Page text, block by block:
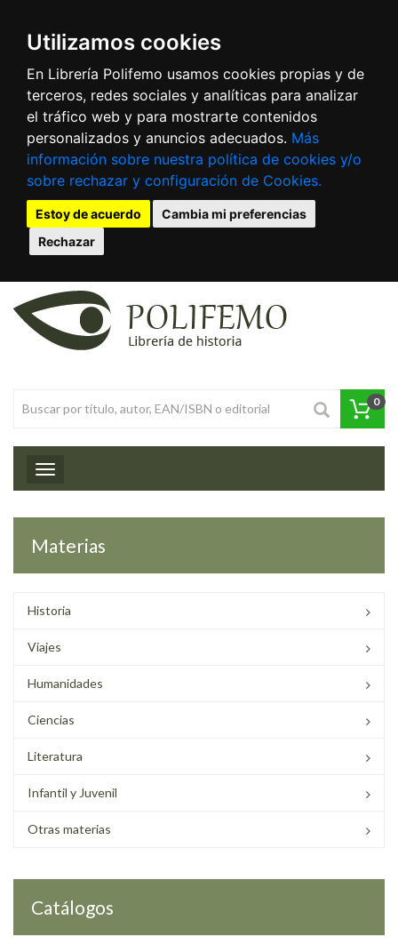
Utilizamos cookies
En Librería Polifemo usamos cookies propias y de
terceros, redes sociales y analíticas para analizar
el tráfico web y para mostrarte contenidos
personalizados y anuncios adecuados. Más
información sobre nuestra política de cookies y/o
sobre rechazar y configuración de Cookies.
Estoy de acuerdo
Cambia mi preferencias
Rechazar
0
Toggle navigation
Materias
Historia
Viajes
Humanidades
Ciencias
Literatura
Infantil y Juvenil
Otras materias
Catálogos